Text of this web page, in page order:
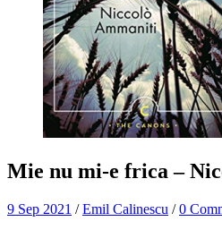
Mie nu mi-e frica –
9 Sep 2021 /Emil Calinescu /0